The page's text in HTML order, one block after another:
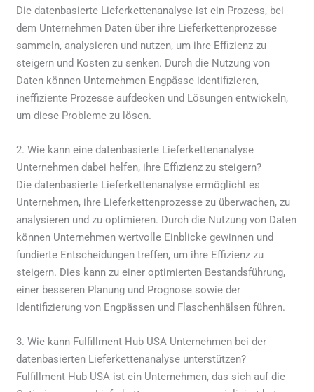
Die datenbasierte Lieferkettenanalyse ist ein Prozess, bei
dem Unternehmen Daten über ihre Lieferkettenprozesse
sammeln, analysieren und nutzen, um ihre Effizienz zu
steigern und Kosten zu senken. Durch die Nutzung von
Daten können Unternehmen Engpässe identifizieren,
ineffiziente Prozesse aufdecken und Lösungen entwickeln,
um diese Probleme zu lösen.
2. Wie kann eine datenbasierte Lieferkettenanalyse
Unternehmen dabei helfen, ihre Effizienz zu steigern?
Die datenbasierte Lieferkettenanalyse ermöglicht es
Unternehmen, ihre Lieferkettenprozesse zu überwachen, zu
analysieren und zu optimieren. Durch die Nutzung von Daten
können Unternehmen wertvolle Einblicke gewinnen und
fundierte Entscheidungen treffen, um ihre Effizienz zu
steigern. Dies kann zu einer optimierten Bestandsführung,
einer besseren Planung und Prognose sowie der
Identifizierung von Engpässen und Flaschenhälsen führen.
3. Wie kann Fulfillment Hub USA Unternehmen bei der
datenbasierten Lieferkettenanalyse unterstützen?
Fulfillment Hub USA ist ein Unternehmen, das sich auf die